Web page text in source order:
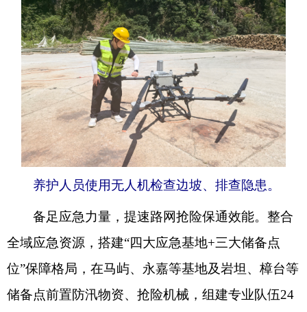
养护人员使用无人机检查边坡、排查隐患。
备足应急力量，提速路网抢险保通效能。整合
全域应急资源，搭建“四大应急基地+三大储备点
位”保障格局，在马屿、永嘉等基地及岩坦、樟台等
储备点前置防汛物资、抢险机械，组建专业队伍24